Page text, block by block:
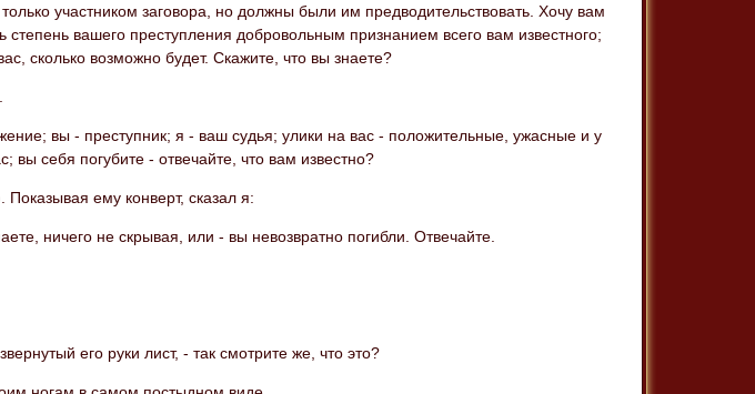
участником заговора, но должны были им предводительствовать. Хочу вам
степень вашего преступления добровольным признанием всего вам известного;
сколько возможно будет. Скажите, что вы знаете?
вы - преступник; я - ваш судья; улики на вас - положительные, ужасные и у
вы себя погубите - отвечайте, что вам известно?
ему конверт, сказал я:
ничего не скрывая, или - вы невозвратно погибли. Отвечайте.
его руки лист, - так смотрите же, что это?